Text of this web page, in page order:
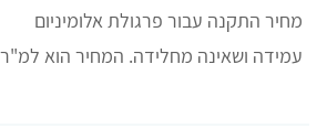
מחיר התקנה עבור פרגולת אלומיניום
עמידה ושאינה מחלידה. המחיר הוא למ"ר